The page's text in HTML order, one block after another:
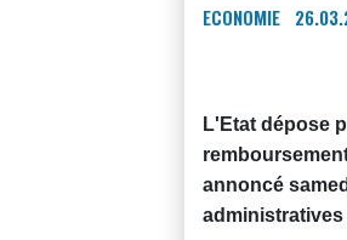
ECONOMIE
L'Etat dépose
annoncé